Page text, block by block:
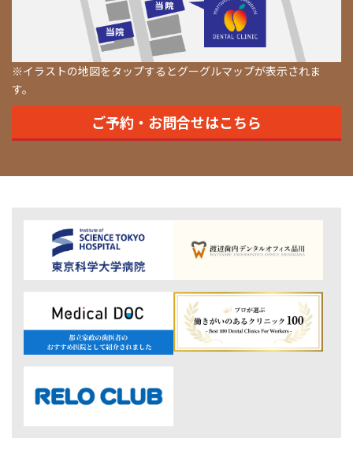
※イラストの地図をタップするとグーグルマップが表示されま
す。
ご予約・お問合せはこちら